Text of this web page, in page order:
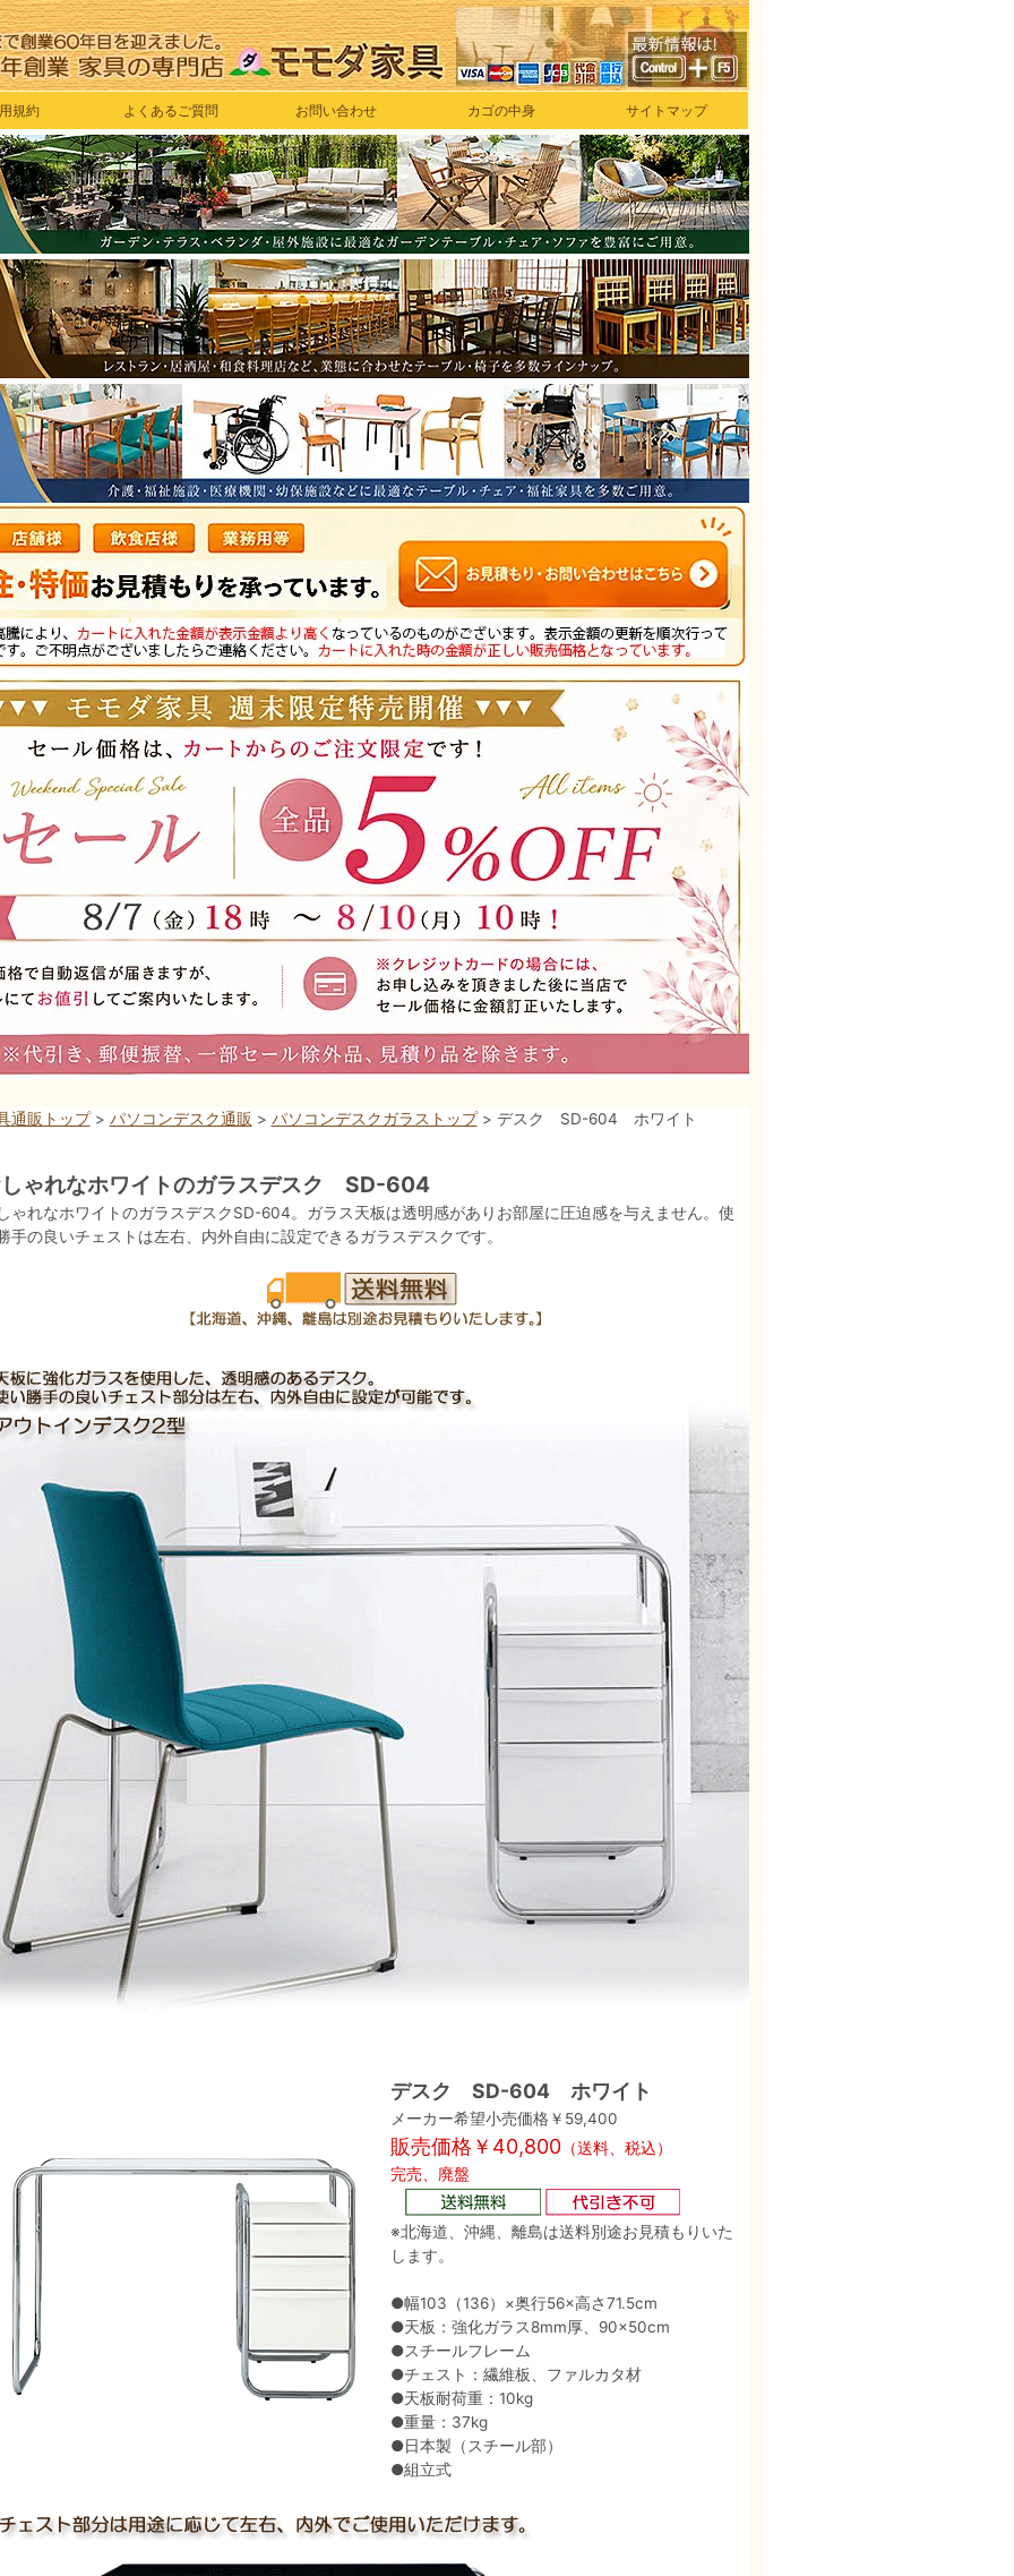
規約 よくあるご質問 お問い合わせ カゴの中身 サイトマップ
通販トップ> パソコンデスク通販 > パソコンデスクガラストップ> デスク SD-604 ホワイト
ゃれなホワイトのガラスデスク SD-604
ゃれなホワイトのガラスデスクSD-604。ガラス天板は透明感がありお部屋に圧迫感を与えません。使
手の良いチェストは左右、内外自由に設定できるガラスデスクです。
デスク SD-604 ホワイト
メーカー希望小売価格￥59,400
販売価格￥40,800（送料、税込）
完売、廃盤
※北海道、沖縄、離島は送料別途お見積もりいた
します。
●幅103（136）×奥行56×高さ71.5cm
●天板：強化ガラス8mm厚、90×50cm
●スチールフレーム
●チェスト：繊維板、ファルカタ材
●天板耐荷重：10kg
●重量：37kg
●日本製（スチール部）
●組立式